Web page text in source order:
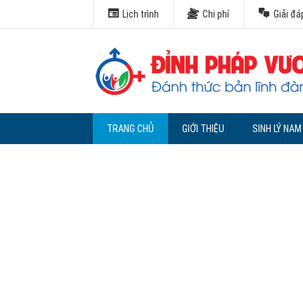
Lịch trình Chi phí Giải
TRANG CHỦ GIỚI THIỆU SINH LÝ NAM